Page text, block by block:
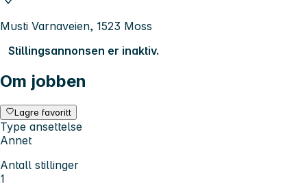
Musti Varnaveien, 1523 Moss
Stillingsannonsen er inaktiv.
Om jobben
Lagre favoritt
Type ansettelse
Annet
Antall stillinger
1